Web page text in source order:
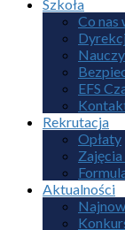
Szkoła
Co nas
EFS
Rekrutacja
Opłaty
Aktualności